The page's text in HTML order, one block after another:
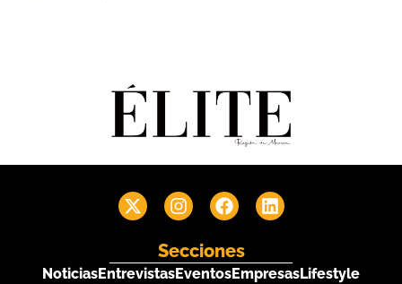
Secciones
NoticiasEntrevistasEventosEmpresasLifestyle